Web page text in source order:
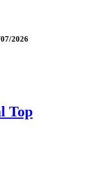
2026
Top